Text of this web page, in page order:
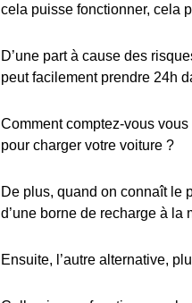
cela puisse fonctionner, cela
D’une part à cause des
peut facilement prendre 24h
Comment comptez-vous
pour charger votre voiture ?
De plus, quand on connaît le
d’une borne de recharge à la
Ensuite, l’autre alternative,